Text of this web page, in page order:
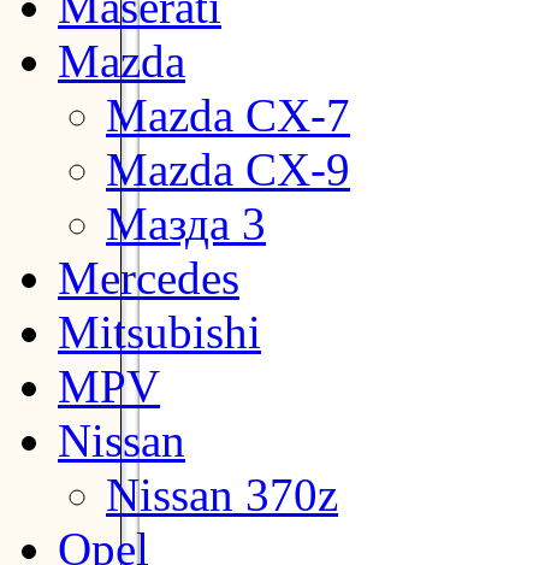
Mazda
Mazda CX-7
Mazda CX-9
Мазда 3
Mercedes
Mitsubishi
MPV
Nissan
Nissan 370z
Opel